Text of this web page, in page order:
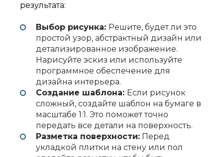
результата:
Выбор рисунка: Решите, будет ли это
простой узор, абстрактный дизайн или
детализированное изображение.
Нарисуйте эскиз или используйте
программное обеспечение для
дизайна интерьера.
Создание шаблона: Если рисунок
сложный, создайте шаблон на бумаге в
масштабе 1:1. Это поможет точно
передать все детали на поверхность.
Разметка поверхности: Перед
укладкой плитки на стену или пол